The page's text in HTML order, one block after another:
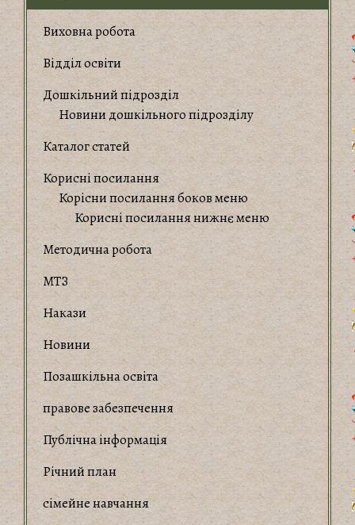
Виховна робота
Відділ освіти
Дошкільний підрозділ
Новини дошкільного підрозділу
Каталог статей
Корисні посилання
Корiсни посилання боков меню
Корисні посилання нижнє меню
Методична робота
МТЗ
Накази
Новини
Позашкільна освіта
правове забезпечення
Публічна інформація
Річний план
сімейне навчання